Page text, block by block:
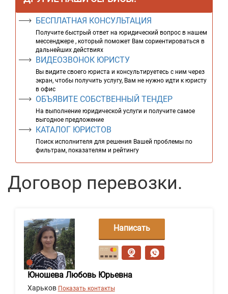
БЕСПЛАТНАЯ КОНСУЛЬТАЦИЯ
Получите быстрый ответ на юридический вопрос в нашем
мессенджере , который поможет Вам сориентироваться в
дальнейших действиях
ВИДЕОЗВОНОК ЮРИСТУ
Вы видите своего юриста и консультируетесь с ним через
экран, чтобы получить услугу, Вам не нужно идти к юристу
в офис
ОБЪЯВИТЕ СОБСТВЕННЫЙ ТЕНДЕР
На выполнение юридической услуги и получите самое
выгодное предложение
КАТАЛОГ ЮРИСТОВ
Поиск исполнителя для решения Вашей проблемы по
фильтрам, показателям и рейтингу
Договор перевозки.
Юношева Любовь Юрьевна
Харьков Показать контакты
Написать
сообщение